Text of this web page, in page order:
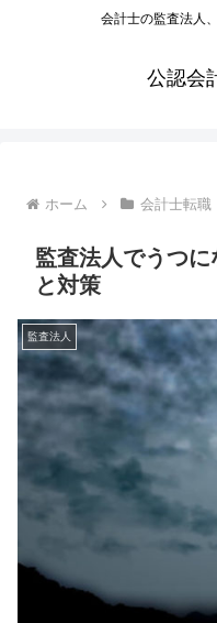
会計士の監査法人
公認会
ホーム 会計士転職
監査法人でうつ
と対策
監査法人